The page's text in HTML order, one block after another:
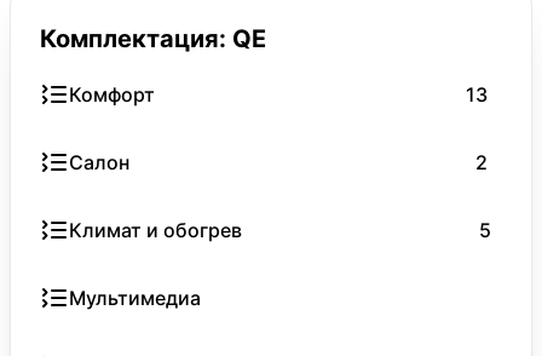
Комплектация: QE
Комфорт 13
Салон 2
Климат и обогрев 5
Мультимедиа